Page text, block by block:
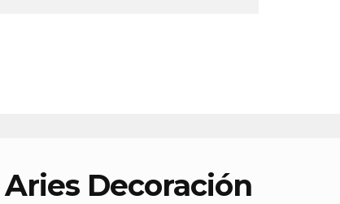
Aries Decoración